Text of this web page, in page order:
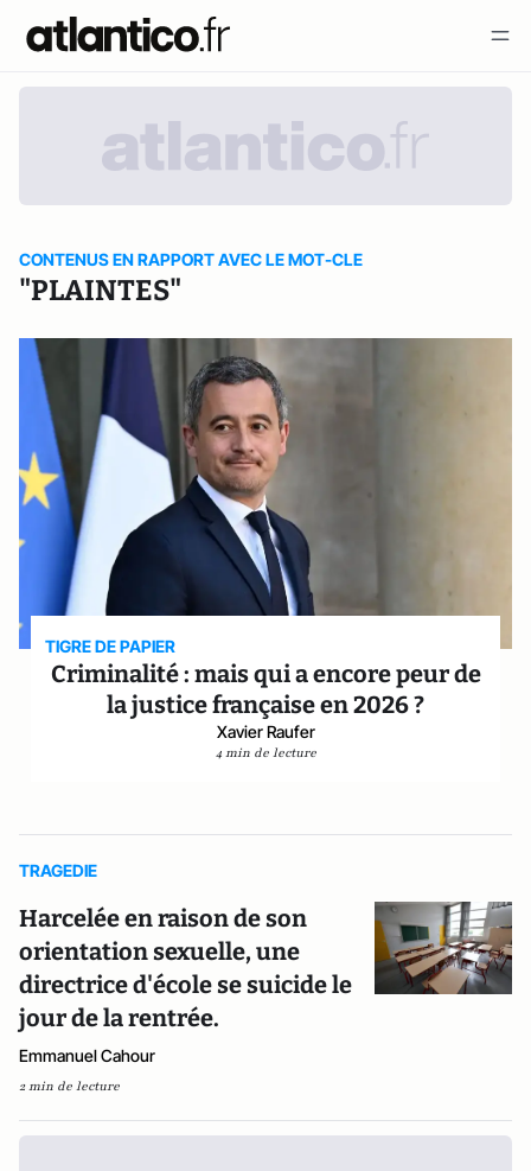
CONTENUS EN RAPPORT AVEC LE MOT-CLE
"PLAINTES"
TIGRE DE PAPIER
Criminalité : mais qui a encore peur de
la justice française en 2026 ?
Xavier Raufer
4 min de lecture
TRAGEDIE
Harcelée en raison de son
orientation sexuelle, une
directrice d'école se suicide le
jour de la rentrée.
Emmanuel Cahour
2 min de lecture